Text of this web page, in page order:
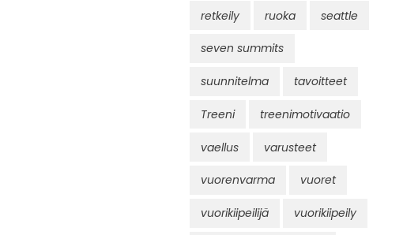
retkeily ruoka seattle
seven summits
suunnitelma tavoitteet
Treeni treenimotivaatio
vaellus varusteet
vuorenvarma vuoret
vuorikiipeilijä vuorikiipeily